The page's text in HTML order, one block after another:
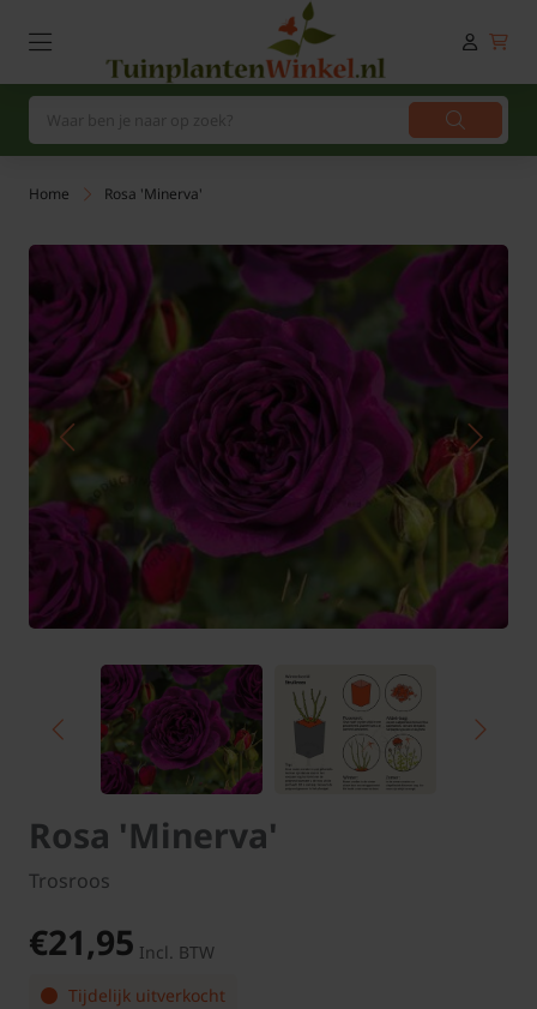
Home Rosa 'Minerva'
Rosa 'Minerva'
Trosroos
€21,95 Incl. BTW
Tijdelijk uitverkocht